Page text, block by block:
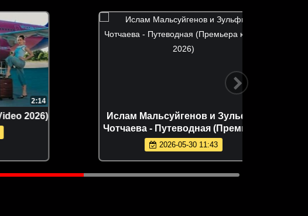
Ислам Мальсуйгенов и Зульфия
Чотчаева - Путеводная (Премьера
клипа 2026)
2026-05-30 11:43